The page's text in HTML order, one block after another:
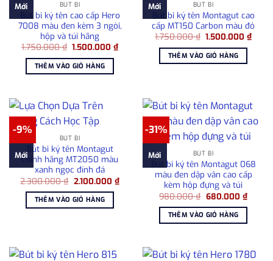
Mới BÚT BI
Bút bi ký tên cao cấp Hero
7008 màu đen kèm 3 ngòi,
hộp và túi hãng
1.750.000₫ Giá
là:
1.750.000 ₫.
1.500.000₫Giá
hiện
THÊM VÀO GIỎ HÀNG
Mới BÚT BI
Bút bi ký tên Montagut cao
cấp MT150 Carbon màu đỏ
1.750.000₫ Giá
là:
1.750.000 ₫.
1.500.000₫Giá
hiện
THÊM VÀO GIỎ HÀNG
-9%
Mới
BÚT BI
Bút bi ký tên Montagut
chính hãng MT2050 màu
xanh ngọc đính đá
2.300.000₫ Giá
là:
2.300.000 ₫.
2.100.000 ₫Giá
hiện
THÊM VÀO GIỎ HÀNG
-31%
Mới BÚT BI
Bút bi ký tên Montagut 068
màu đen dập vân cao cấp
kèm hộp đựng và túi
980.000₫ Giá
là:
980.000 ₫.
680.000 ₫Giá
hiện
THÊM VÀO GIỎ HÀNG